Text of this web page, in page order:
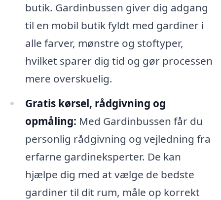
butik. Gardinbussen giver dig adgang
til en mobil butik fyldt med gardiner i
alle farver, mønstre og stoftyper,
hvilket sparer dig tid og gør processen
mere overskuelig.
Gratis kørsel, rådgivning og
opmåling: Med Gardinbussen får du
personlig rådgivning og vejledning fra
erfarne gardineksperter. De kan
hjælpe dig med at vælge de bedste
gardiner til dit rum, måle op korrekt